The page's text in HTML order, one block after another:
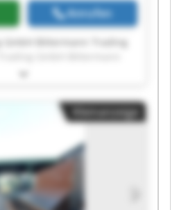
Anrufen
GmbH Bittermann Trading
Trading GmbH
GmbH Bittermann
Trading GmbH
GmbH Bittermann Trading
GmbH Bittermann
Trading GmbH
GmbH Bittermann Trading
GmbH Bittermann
Trading GmbH
Kleinanzeige